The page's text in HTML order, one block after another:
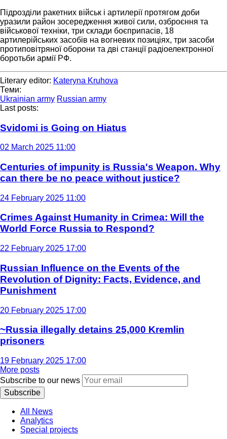
Підрозділи ракетних військ і артилерії протягом доби
уразили район зосередження живої сили, озброєння та
військової техніки, три склади боєприпасів, 18
артилерійських засобів на вогневих позиціях, три засоби
протиповітряної оборони та дві станції радіоелектронної
боротьби армії РФ.
Literary editor: Kateryna Kruhova
Теми:
Ukrainian army Russian army
Last posts:
Svidomi is Going on Hiatus
02 March 2025 11:00
Centuries of impunity is Russia's Weapon. Why
can there be no peace without justice?
24 February 2025 11:00
Crimes Against Humanity in Crimea: Will the
World Force Russia to Respond?
22 February 2025 17:00
Russian Influence on the Events of the
Revolution of Dignity: Facts, Evidence, and
Punishment
20 February 2025 17:00
~Russia illegally detains 25,000 Kremlin
prisoners
19 February 2025 17:00
More posts
Subscribe to our news
Subscribe
All News
Analytics
Special projects